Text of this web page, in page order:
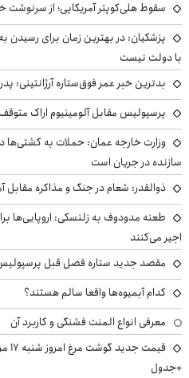
سقوط هلی‌کوپتر آمریکایی؛ از
پزشکیان‌: در بهترین زمان برای رسیدن
با دولت نیست
بدترین خبر عمر فوق‌ستاره آرژانتینی:
پرسپولیس مقابل آلومینیوم اراک
وزارت خارجه عمان: حملات به کشتی‌ها
سازنده در جریان است
ذوالقدر: شعام در جنگ و مذاکره مقابل
طعنه مدودوف به زلنسکی: اروپایی‌ها
اجیر می‌کنند
مقصد جدید ستاره فصل قبل
کدام آبمیوه‌ها واقعا سالم هستند؟
معرفی انواع المنت فشنگی و کاربرد آن
+جدول